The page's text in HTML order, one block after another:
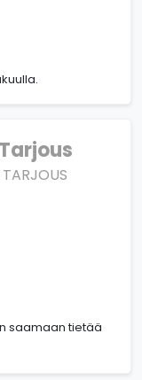
Tarjous
TARJOUS
saamaan tietää